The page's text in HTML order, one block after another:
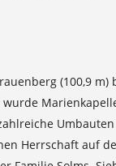
(100,9
Herrschaft auf